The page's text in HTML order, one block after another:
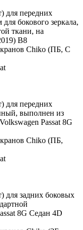
для передних
бокового зеркала,
ткани, на
B8
Chiko (ПБ, С
для передних
выполнен из
Passat 8G
Chiko (ПБ,
для задних боковых
8G Седан 4D